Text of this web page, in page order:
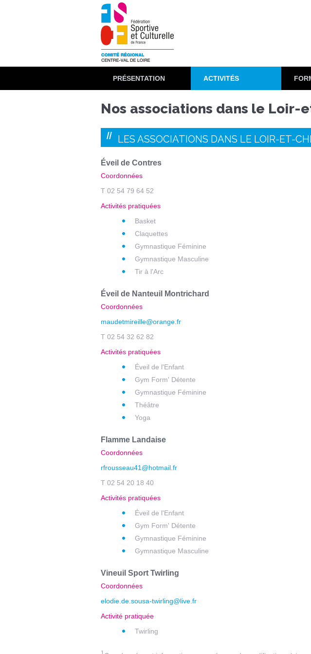
PRÉSENTATION ACTIVITÉS
Nos associations dans le Loir-
LES ASSOCIATIONS DANS LE LOIR-ET-
Éveil de Contres
Coordonnées
T 02 54 79 64 52
Activités pratiquées
Basket
Claquettes
Gymnastique Féminine
Gymnastique Masculine
Tir à l'Arc
Éveil de Nanteuil Montrichard
Coordonnées
maudetmireille@orange.fr
T 02 54 32 62 82
Activités pratiquées
Éveil de l'Enfant
Gym Form' Détente
Gymnastique Féminine
Théâtre
Yoga
Flamme Landaise
Coordonnées
rfrousseau41@hotmail.fr
T 02 54 20 18 40
Activités pratiquées
Éveil de l'Enfant
Gym Form' Détente
Gymnastique Féminine
Gymnastique Masculine
Vineuil Sport Twirling
Coordonnées
elodie.de.sousa-twirling@live.fr
Activité pratiquée
Twirling
1